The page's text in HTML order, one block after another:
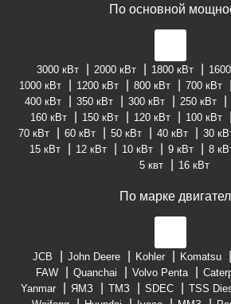
По основной
3000 кВт 2000 кВт 1800 кВт
1000 кВт
1200 кВт 800 кВт 700 кВт
400 кВт
350 кВт 300 кВт 250 кВт
160 кВт
150 кВт 120 кВт 100 кВт
70 кВт
60 кВт 50 кВт 40 кВт 30
15 кВт
12 кВт 10 кВт 9 кВт 8
5 квт
16 кВт
По марке
JCB John Deere Kohler Komatsu
FAW
Quanchai Volvo Penta
Yanmar
ЯМЗ ТМЗ SDEC TSS